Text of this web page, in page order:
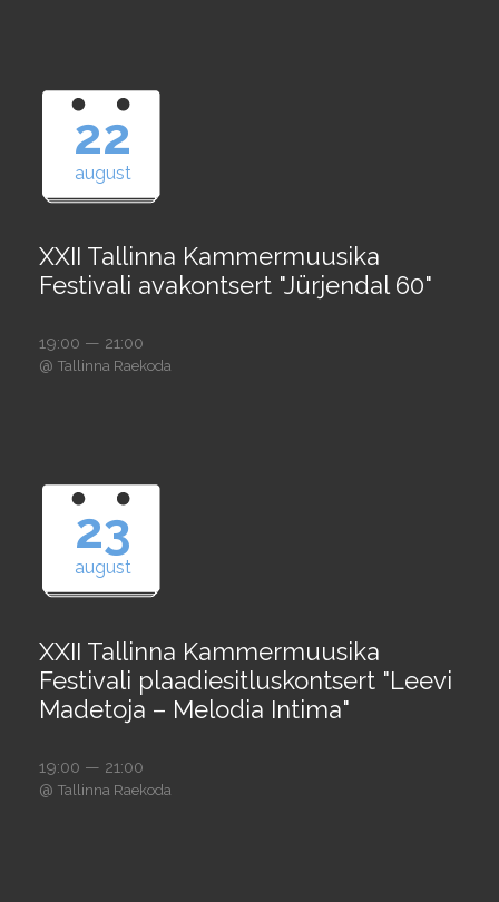
22
august
XXII Tallinna Kammermuusika
Festivali avakontsert "Jürjendal 60"
19:00 — 21:00
@ Tallinna Raekoda
23
august
XXII Tallinna Kammermuusika
Festivali plaadiesitluskontsert "Leevi
Madetoja – Melodia Intima"
19:00 — 21:00
@ Tallinna Raekoda